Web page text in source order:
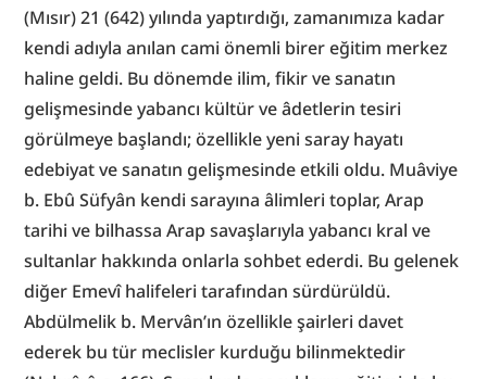
(Mısır) 21 (642) yılında yaptırdığı, zamanımıza kadar
kendi adıyla anılan cami önemli birer eğitim merkez
haline geldi. Bu dönemde ilim, fikir ve sanatın
gelişmesinde yabancı kültür ve âdetlerin tesiri
görülmeye başlandı; özellikle yeni saray hayatı
edebiyat ve sanatın gelişmesinde etkili oldu. Muâviye
b. Ebû Süfyân kendi sarayına âlimleri toplar, Arap
tarihi ve bilhassa Arap savaşlarıyla yabancı kral ve
sultanlar hakkında onlarla sohbet ederdi. Bu gelenek
diğer Emevî halifeleri tarafından sürdürüldü.
Abdülmelik b. Mervân’ın özellikle şairleri davet
ederek bu tür meclisler kurduğu bilinmektedir